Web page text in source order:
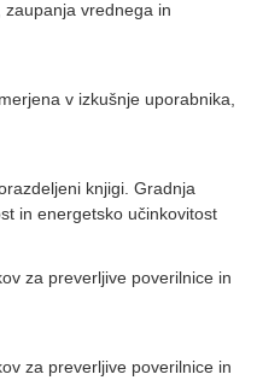
vrednega in
v izkušnje uporabnika,
knjigi. Gradnja
in energetsko učinkovitost
za preverljive poverilnice in
za preverljive poverilnice in